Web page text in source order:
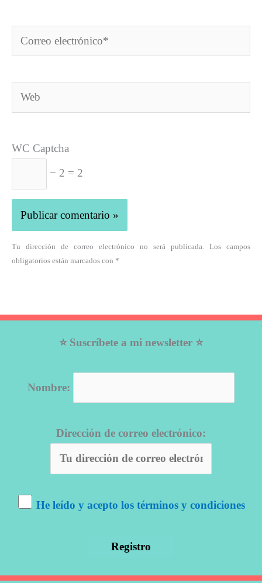
Correo
electrónico*
Web
WC Captcha
− 2 = 2
Tu dirección de correo electrónico no será publicada. Los campos
obligatorios están marcados con *
⭐ Suscríbete a mi newsletter ⭐
Nombre:
Dirección de correo electrónico:
He leído y acepto los términos y condiciones